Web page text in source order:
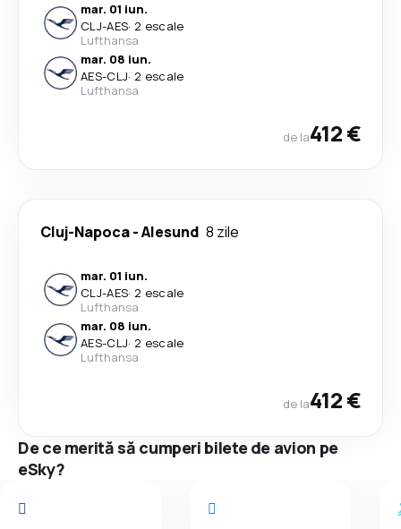
mar. 01 iun.
CLJ-AES· 2 escale
Lufthansa
mar. 08 iun.
AES-CLJ· 2 escale
Lufthansa
de la412 €
Cluj-Napoca-Alesund 8 zile
mar. 01 iun.
CLJ-AES· 2 escale
Lufthansa
mar. 08 iun.
AES-CLJ· 2 escale
Lufthansa
de la412 €
De ce merită să cumperi bilete de avion pe
eSky?